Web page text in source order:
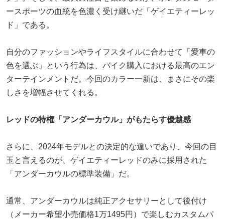
ースポーツの血統を色濃く受け継いだ「ゲイエティーレッ
ド」である。
自分のファッションやライフスタイルに合わせて「愛車の
色を選ぶ」という行為は、バイク購入における最高のエン
ターテインメントだ。今回のカラー一新は、まさにその楽
しさを増幅させてくれる。
レッドの特権「アンダーカウル」がもたらす優越感
さらに、2024年モデルとの決定的な違いであり、今回の目
玉と言えるのが、ゲイエティーレッドのみに採用された
「アンダーカウルの標準装備」だ。
通常、アンダーカウルは純正アクセサリーとして後付け
（メーカー希望小売価格1万1495円）で楽しむカスタムパ